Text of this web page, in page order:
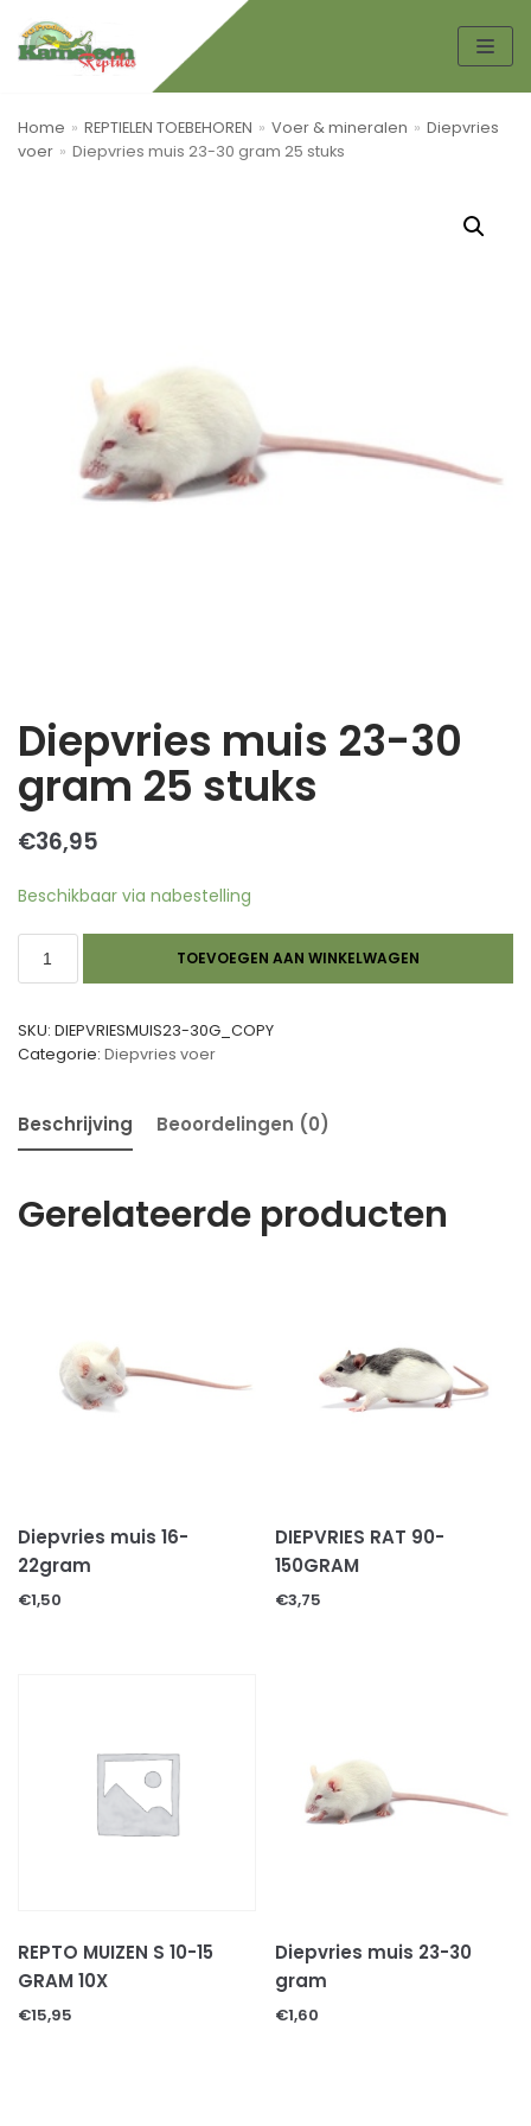
Spring
de
inhoud
Home » REPTIELEN TOEBEHOREN » Voer & mineralen » Diepvries
voer » Diepvries muis 23-30 gram 25 stuks
Diepvries muis 23-30
gram 25 stuks
€36,95
Beschikbaar via nabestelling
TOEVOEGEN AAN WINKELWAGEN
SKU: DIEPVRIESMUIS23-30G_COPY
Categorie: Diepvries voer
Beschrijving Beoordelingen (0)
Gerelateerde producten
Diepvries muis 16-
22gram
€1,50
DIEPVRIES RAT 90-
150GRAM
€3,75
REPTO MUIZEN S 10-15
GRAM 10X
€15,95
Diepvries muis 23-30
gram
€1,60